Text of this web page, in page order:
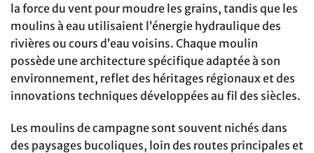
la force du vent pour moudre les grains, tandis que les
moulins à eau utilisaient l’énergie hydraulique des
rivières ou cours d’eau voisins. Chaque moulin
possède une architecture spécifique adaptée à son
environnement, reflet des héritages régionaux et des
innovations techniques développées au fil des siècles.
Les moulins de campagne sont souvent nichés dans
des paysages bucoliques, loin des routes principales et